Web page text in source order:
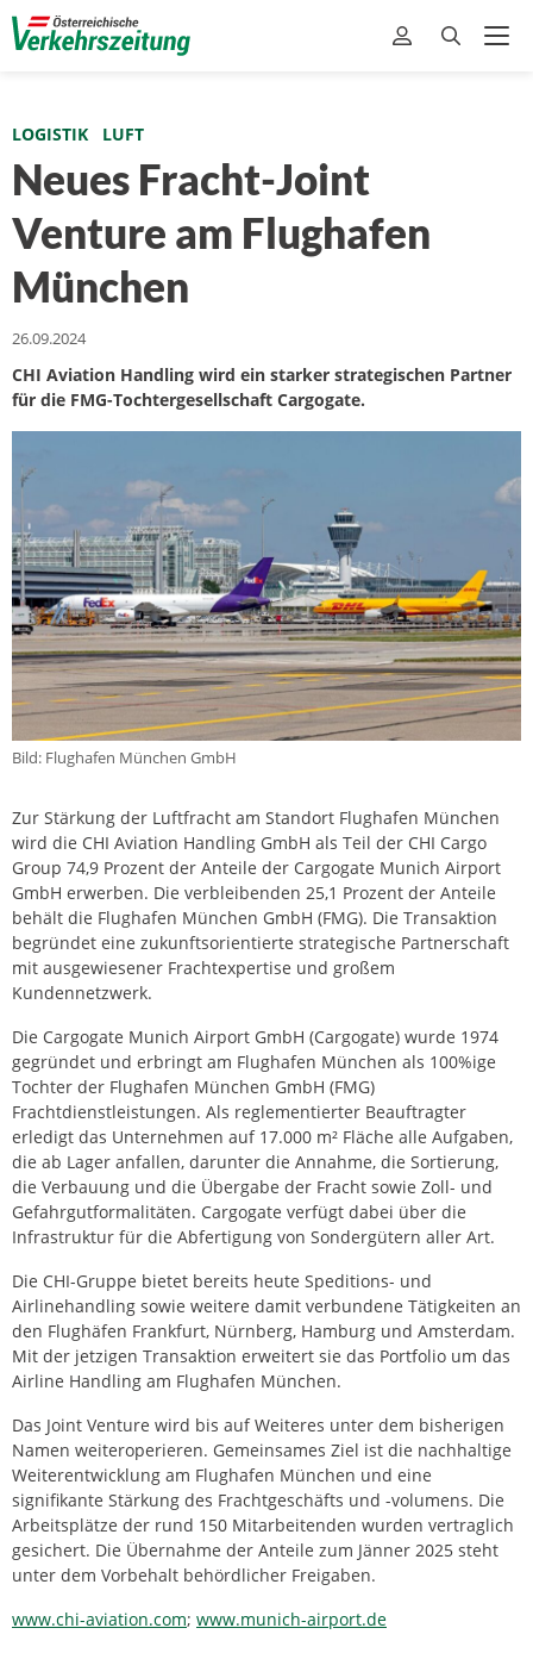
LOGISTIK LUFT
Neues Fracht-Joint
Venture am Flughafen
München
26.09.2024
CHI Aviation Handling wird ein starker strategischen Partner
für die FMG-Tochtergesellschaft Cargogate.
Bild: Flughafen München GmbH
Zur Stärkung der Luftfracht am Standort Flughafen München
wird die CHI Aviation Handling GmbH als Teil der CHI Cargo
Group 74,9 Prozent der Anteile der Cargogate Munich Airport
GmbH erwerben. Die verbleibenden 25,1 Prozent der Anteile
behält die Flughafen München GmbH (FMG). Die Transaktion
begründet eine zukunftsorientierte strategische Partnerschaft
mit ausgewiesener Frachtexpertise und großem
Kundennetzwerk.
Die Cargogate Munich Airport GmbH (Cargogate) wurde 1974
gegründet und erbringt am Flughafen München als 100%ige
Tochter der Flughafen München GmbH (FMG)
Frachtdienstleistungen. Als reglementierter Beauftragter
erledigt das Unternehmen auf 17.000 m² Fläche alle Aufgaben,
die ab Lager anfallen, darunter die Annahme, die Sortierung,
die Verbauung und die Übergabe der Fracht sowie Zoll- und
Gefahrgutformalitäten. Cargogate verfügt dabei über die
Infrastruktur für die Abfertigung von Sondergütern aller Art.
Die CHI-Gruppe bietet bereits heute Speditions- und
Airlinehandling sowie weitere damit verbundene Tätigkeiten an
den Flughäfen Frankfurt, Nürnberg, Hamburg und Amsterdam.
Mit der jetzigen Transaktion erweitert sie das Portfolio um das
Airline Handling am Flughafen München.
Das Joint Venture wird bis auf Weiteres unter dem bisherigen
Namen weiteroperieren. Gemeinsames Ziel ist die nachhaltige
Weiterentwicklung am Flughafen München und eine
signifikante Stärkung des Frachtgeschäfts und -volumens. Die
Arbeitsplätze der rund 150 Mitarbeitenden wurden vertraglich
gesichert. Die Übernahme der Anteile zum Jänner 2025 steht
unter dem Vorbehalt behördlicher Freigaben.
www.chi-aviation.com; www.munich-airport.de